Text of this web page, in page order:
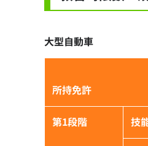
大型自動車
所持免許
第1段階 技